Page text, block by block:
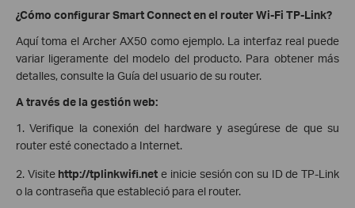
¿Cómo configurar Smart Connect en el router Wi-Fi TP-Link?
Aquí toma el Archer AX50 como ejemplo. La interfaz real puede
variar ligeramente del modelo del producto. Para obtener más
detalles, consulte la Guía del usuario de su router.
A través de la gestión web:
1. Verifique la conexión del hardware y asegúrese de que su
router esté conectado a Internet.
2. Visitehttp://tplinkwifi.net e inicie sesión con su ID de TP-Link
o la contraseña que estableció para el router.